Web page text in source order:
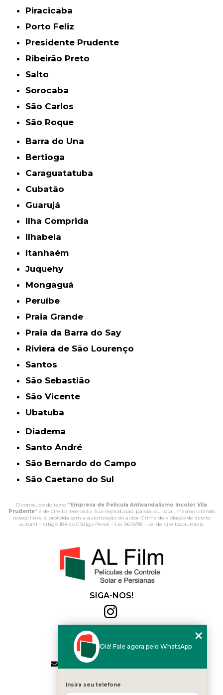
Piracicaba
Porto Feliz
Presidente Prudente
Ribeirão Preto
Salto
Sorocaba
São Carlos
São Roque
Barra do Una
Bertioga
Caraguatatuba
Cubatão
Guarujá
Ilha Comprida
Ilhabela
Itanhaém
Juquehy
Mongaguá
Peruíbe
Praia Grande
Praia da Barra do Say
Riviera de São Lourenço
Santos
São Sebastião
São Vicente
Ubatuba
Diadema
Santo André
São Bernardo do Campo
São Caetano do Sul
O conteúdo do texto "Empresa de Película Antivandalismo Incolor Vila
Prudente" é de direito reservado. Sua reprodução, parcial ou total, mesmo citando
nossos links, é proibida sem a autorização do autor. Crime de violação de direito
autoral – artigo 184 do Código Penal – Lei 9610/98 - Lei de direitos autorais.
SIGA-NOS!
(11) 2564-4684
(11) 94168-2041
contato.vendas@alfilm.com.br
MENU
HOME
Olá! Fale agora pelo WhatsApp
Insira seu telefone